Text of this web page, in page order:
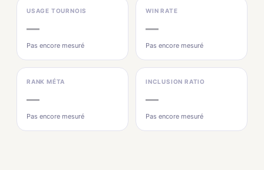
USAGE TOURNOIS
—
Pas encore mesuré
WIN RATE
—
Pas encore mesuré
RANK MÉTA
—
Pas encore mesuré
INCLUSION RATIO
—
Pas encore mesuré